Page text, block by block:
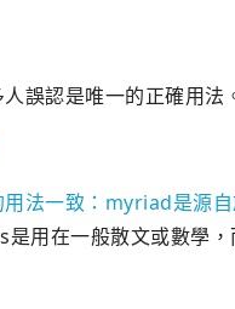
誤認是唯一的正確用法
用法一致：myriad是源
用在一般散文或數學